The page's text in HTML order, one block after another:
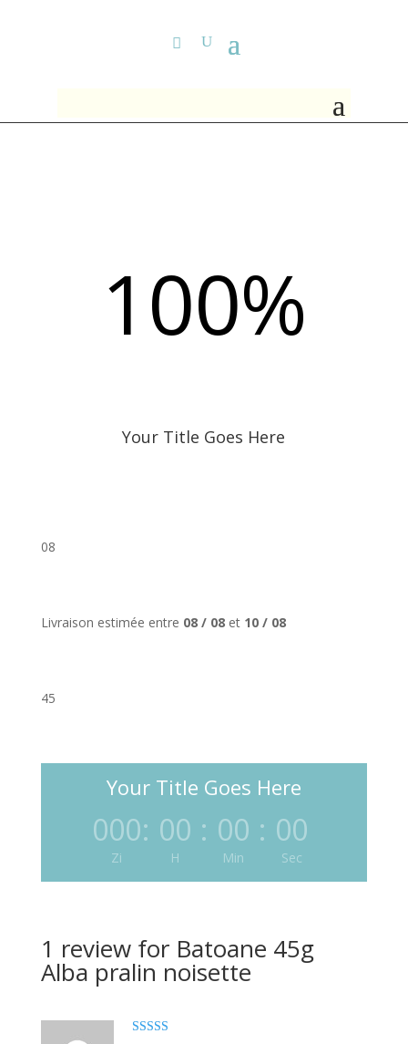
100%
Your Title Goes Here
08
Livraison estimée entre 08 / 08et 10 / 08
45
Your Title Goes Here
000
Zi
: 00
H
: 00
Min
: 00
Sec
1 review for Batoane 45g
Alba pralin noisette